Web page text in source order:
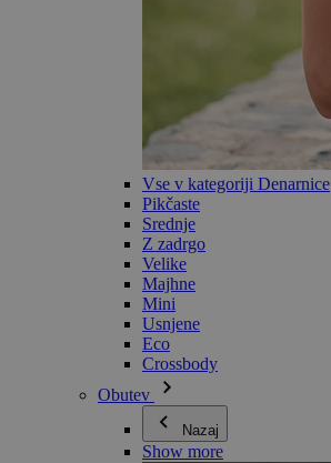
Vse v kategoriji Denarnice
Pikčaste
Srednje
Z zadrgo
Velike
Majhne
Mini
Usnjene
Eco
Crossbody
Obutev
Nazaj
Show more